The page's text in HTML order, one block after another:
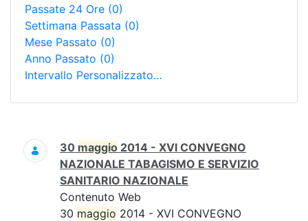
Passate 24 Ore (0)
Settimana Passata (0)
Mese Passato (0)
Anno Passato (0)
Intervallo Personalizzato…
Ricerca
30 maggio 2014 - XVI CONVEGNO
NAZIONALE TABAGISMO E SERVIZIO
SANITARIO NAZIONALE
Contenuto Web
30 maggio 2014 - XVI CONVEGNO